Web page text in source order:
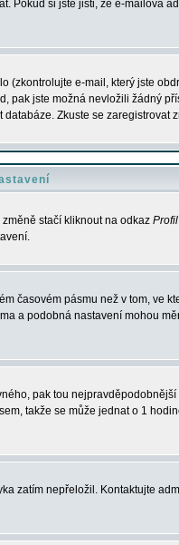
Pokud si jste jisti, že e-mailová
(zkontrolujte e-mail, který jste
pak jste možná nevložili žádný
Zkuste se zaregistrovat
stačí kliknout na odkaz Profil
časovém pásmu než v tom, ve
a podobná nastavení mohou
pak tou
takže se může jednat o 1
zatím nepřeložil. Kontaktujte